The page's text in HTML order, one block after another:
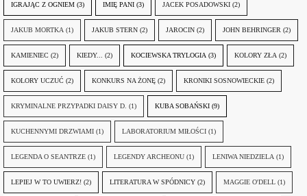
IGRAJĄC Z OGNIEM (3) IMIĘ PANI (3) JACEK POSADOWSKI (2)
JAKUB MORTKA (1) JAKUB STERN (2) JAROCIN (2) JOHN BEHRINGER (2)
KAMIENIEC (2) KIEDY... (2) KOCIEWSKA TRYLOGIA (3) KOLORY ZŁA (2)
KOLORY UCZUĆ (2) KONKURS NA ŻONĘ (2) KRONIKI SOSNOWIECKIE (2)
KRYMINALNE PRZYPADKI DAISY D. (1) KUBA SOBAŃSKI (9)
KUCHENNYMI DRZWIAMI (1) LABORATORIUM MIŁOŚCI (1)
LEGENDA O SEANTRZE (1) LEGENDY ARCHEONU (1) LENIWA NIEDZIELA (1)
LEPIEJ W TO UWIERZ! (2) LITERATURA W SPÓDNICY (2) MAGGIE O'DELL (1)